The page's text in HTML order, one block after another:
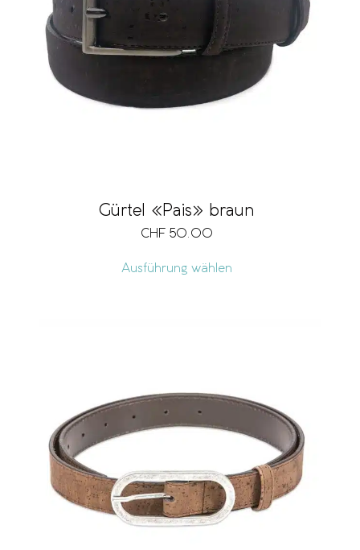
Gürtel «Pais» braun
CHF 50.00
Ausführung wählen